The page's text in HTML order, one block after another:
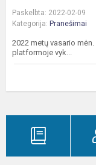
Paskelbta: 2022-02-09
Kategorija: Pranešimai
2022 metų vasario
platformoje vyk...